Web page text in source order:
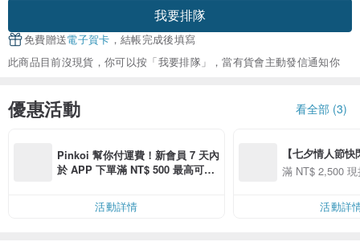
我要排隊
免費贈送電子賀卡 ，結帳完成後填寫
此商品目前沒現貨，你可以按「我要排隊」，當有貨會主動發信通知你
優惠活動 看全部 (3)
Pinkoi 幫你付運費！新會員 7 天內
於 APP 下單滿 NT$ 500 最高可折
活動詳情
【七夕情人節
用 APP 購買任
00 現折 NT$100
滿 NT$ 2,500
活動詳